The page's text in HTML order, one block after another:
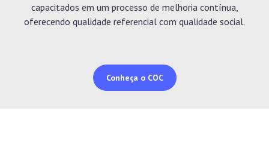
capacitados em um processo de melhoria contínua,
oferecendo qualidade referencial com qualidade social.
Conheça o COC